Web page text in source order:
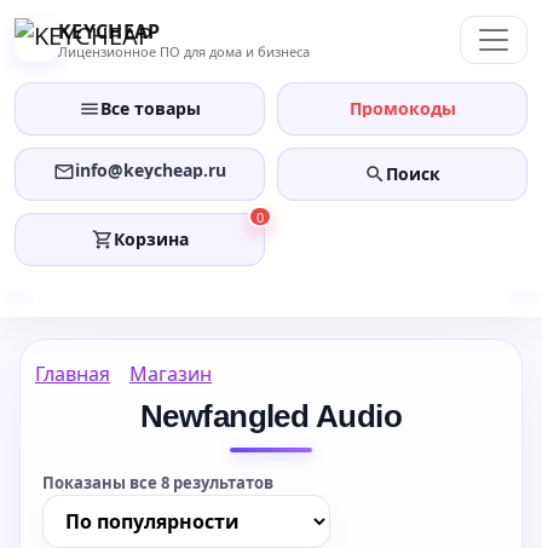
Перейти
KEYCHEAP
Лицензионное ПО для дома и бизнеса
Все товары Промокоды
info@keycheap.ru Поиск
0
Корзина
Главная Магазин
Newfangled Audio
Показаны все 8 результатов